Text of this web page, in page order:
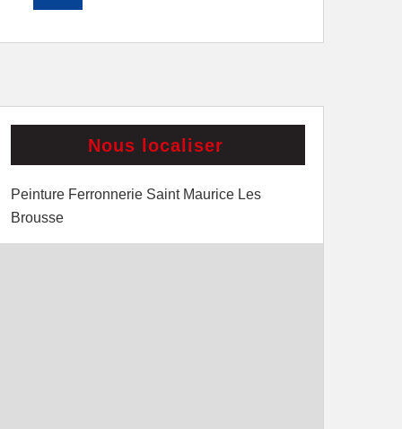
Nous localiser
Peinture Ferronnerie Saint Maurice Les
Brousse